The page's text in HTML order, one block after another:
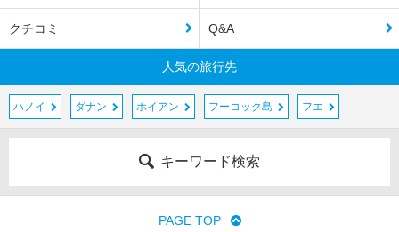
クチコミ Q&A
人気の旅行先
ハノイ ダナン ホイアン フーコック島 フエ
キーワード検索
PAGE TOP